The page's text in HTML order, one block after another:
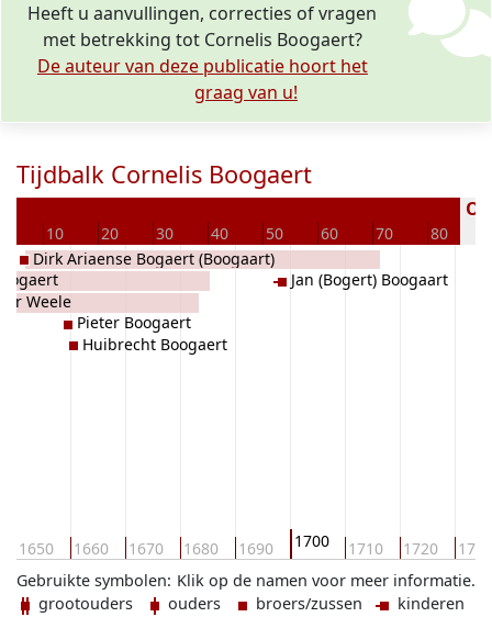
Heeft u aanvullingen, correcties of vragen
met betrekking tot Cornelis Boogaert?
De auteur van deze publicatie hoort het
graag van u!
Tijdbalk Cornelis Boogaert
10 20 30 40 50 60 70 80
1650 1660 1670 1680 1690 1700 1710 1720 1730
Weele
Dirk Ariaense Bogaert (Boogaart)
Pieter Boogaert
Huibrecht Boogaert
Jan (Bogert) Boogaart
Klik op de namen voor meer informatie.
Gebruikte symbolen:
grootouders
ouders broers/zussen kinderen